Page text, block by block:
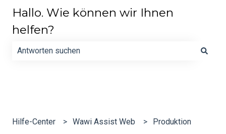
Hallo. Wie können wir Ihnen
helfen?
Hilfe-Center Wawi Assist Web Produktion